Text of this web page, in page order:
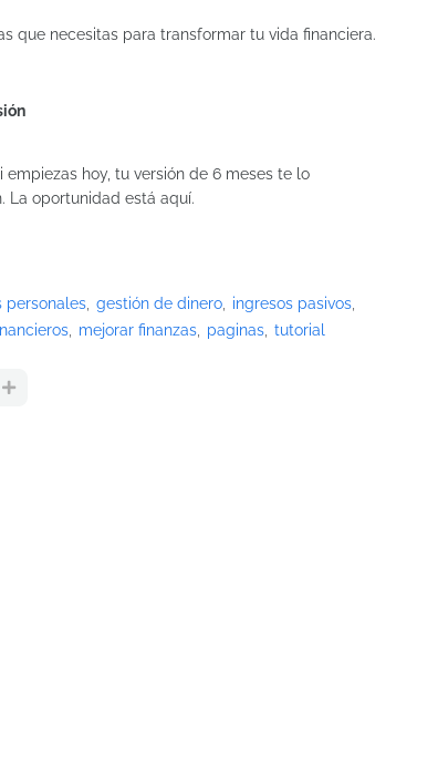
que necesitas para transformar tu vida financiera.
empiezas hoy, tu versión de 6 meses te lo
La oportunidad está aquí.
personales gestión de dinero
ingresos pasivos
mejorar finanzas paginas tutorial